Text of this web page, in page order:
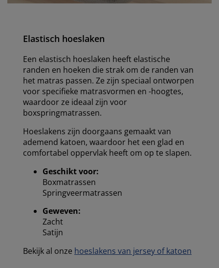
Elastisch hoeslaken
Een elastisch hoeslaken heeft elastische
randen en hoeken die strak om de randen van
het matras passen. Ze zijn speciaal ontworpen
voor specifieke matrasvormen en -hoogtes,
waardoor ze ideaal zijn voor
boxspringmatrassen.
Hoeslakens zijn doorgaans gemaakt van
ademend katoen, waardoor het een glad en
comfortabel oppervlak heeft om op te slapen.
Geschikt voor:
Boxmatrassen
Springveermatrassen
Geweven:
Zacht
Satijn
Bekijk al onze hoeslakens van jersey of katoen